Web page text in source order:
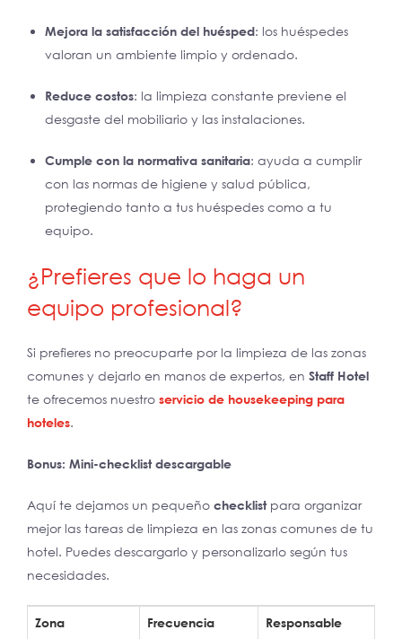
Mejora la satisfacción del huésped: los huéspedes
valoran un ambiente limpio y ordenado.
Reduce costos: la limpieza constante previene el
desgaste del mobiliario y las instalaciones.
Cumple con la normativa sanitaria: ayuda a cumplir
con las normas de higiene y salud pública,
protegiendo tanto a tus huéspedes como a tu
equipo.
¿Prefieres que lo haga un
equipo profesional?
Si prefieres no preocuparte por la limpieza de las zonas
comunes y dejarlo en manos de expertos, en Staff Hotel
te ofrecemos nuestro servicio de housekeeping para
hoteles.
Bonus: Mini-checklist descargable
Aquí te dejamos un pequeño checklistpara organizar
mejor las tareas de limpieza en las zonas comunes de tu
hotel. Puedes descargarlo y personalizarlo según tus
necesidades.
Zona Frecuencia Responsable